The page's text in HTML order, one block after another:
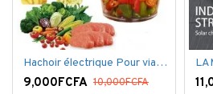
Hachoir électrique Pour viandes et légumes -Rouge
9,000FCFA 10,000FCFA